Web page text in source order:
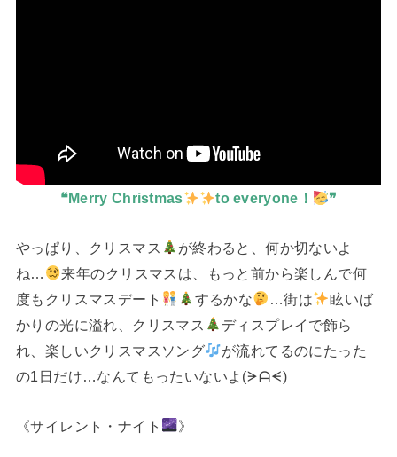
❝Merry Christmas to everyone！ ❞
やっぱり、クリスマス
が終わると、何か切ないよ
ね…
来年のクリスマスは、もっと前から楽しんで何
度もクリスマスデート
するかな …街は
眩いば
かりの光に溢れ、クリスマス
ディスプレイで飾ら
れ、楽しいクリスマスソング
が流れてるのにたった
の1日だけ…なんてもったいないよ(⁠ᗒ⁠ᗩ⁠ᗕ⁠)
《サイレント・ナイト 》